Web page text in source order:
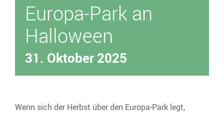
Europa-Park an
Halloween
31. Oktober 2025
Wenn sich der Herbst über den Europa-Park legt,